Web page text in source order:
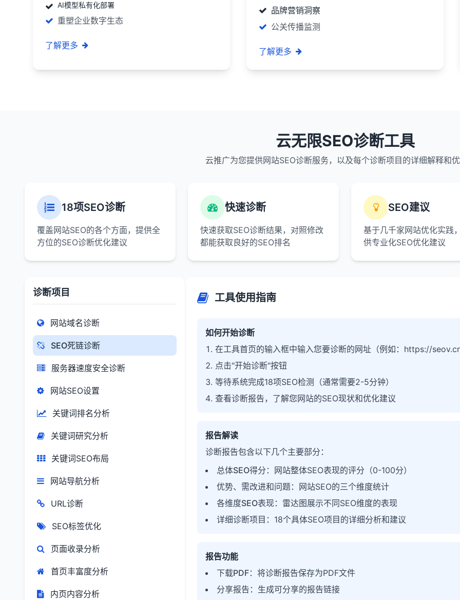
AI模型私有化部署
重塑企业数字生态
了解更多
品牌营销洞察
公关传播监测
了解更多
云无限SEO诊断工具
云推广为您提供网站SEO诊断服务，以及每个诊断项目的详细解释和
18项SEO诊断
覆盖网站SEO的各个方面，提供全
方位的SEO诊断优化建议
快速诊断
快速获取SEO诊断结果，对照修改
都能获取良好的SEO排名
SEO建议
基于几千家网站优化实践
供专业化SEO优化建议
诊断项目
网站域名诊断
SEO死链诊断
服务器速度安全诊断
网站SEO设置
关键词排名分析
关键词研究分析
关键词SEO布局
网站导航分析
URL诊断
SEO标签优化
页面收录分析
首页丰富度分析
内页内容分析
工具使用指南
如何开始诊断
在工具首页的输入框中输入您要诊断的网址（例如：https://
点击"开始诊断"按钮
等待系统完成18项SEO检测（通常需要2-5分钟）
查看诊断报告，了解您网站的SEO现状和优化建议
报告解读
诊断报告包含以下几个主要部分：
总体SEO得分 ：网站整体SEO表现的评分（0-100分）
优势、需改进和问题：网站SEO的三个维度统计
各维度SEO表现：雷达图展示不同SEO维度的表现
详细诊断项目 ：18个具体SEO项目的详细分析和建议
报告功能
下载PDF：将诊断报告保存为PDF文件
分享报告 ：生成可分享的报告链接